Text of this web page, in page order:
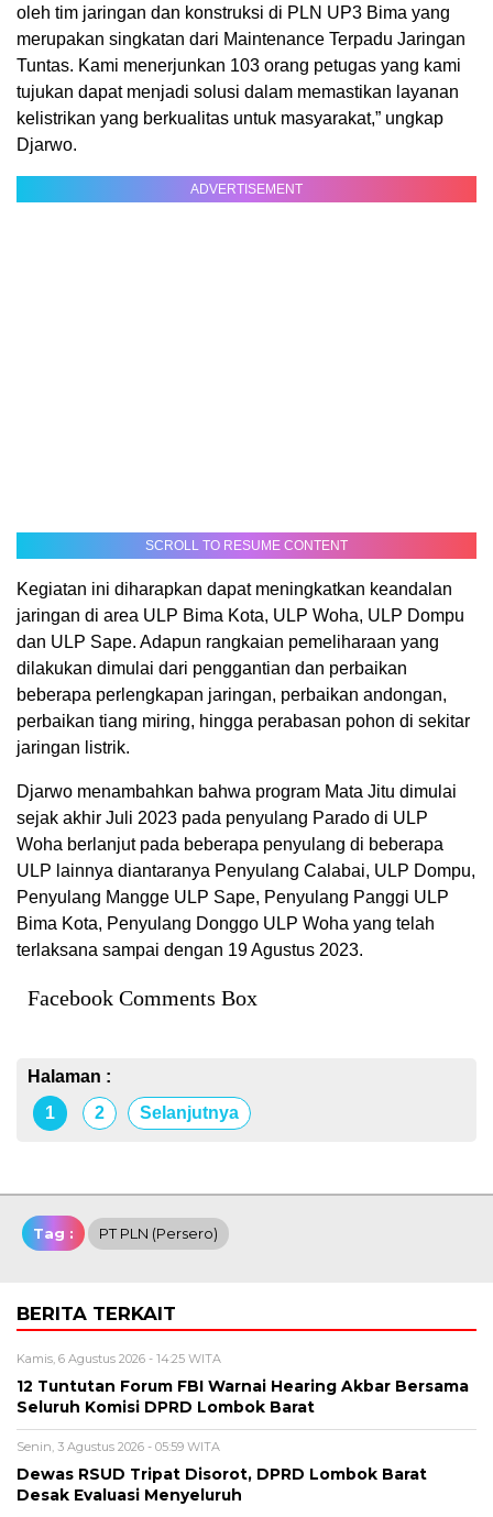
oleh tim jaringan dan konstruksi di PLN UP3 Bima yang
merupakan singkatan dari Maintenance Terpadu Jaringan
Tuntas. Kami menerjunkan 103 orang petugas yang kami
tujukan dapat menjadi solusi dalam memastikan layanan
kelistrikan yang berkualitas untuk masyarakat,” ungkap
Djarwo.
ADVERTISEMENT
SCROLL TO RESUME CONTENT
Kegiatan ini diharapkan dapat meningkatkan keandalan
jaringan di area ULP Bima Kota, ULP Woha, ULP Dompu
dan ULP Sape. Adapun rangkaian pemeliharaan yang
dilakukan dimulai dari penggantian dan perbaikan
beberapa perlengkapan jaringan, perbaikan andongan,
perbaikan tiang miring, hingga perabasan pohon di sekitar
jaringan listrik.
Djarwo menambahkan bahwa program Mata Jitu dimulai
sejak akhir Juli 2023 pada penyulang Parado di ULP
Woha berlanjut pada beberapa penyulang di beberapa
ULP lainnya diantaranya Penyulang Calabai, ULP Dompu,
Penyulang Mangge ULP Sape, Penyulang Panggi ULP
Bima Kota, Penyulang Donggo ULP Woha yang telah
terlaksana sampai dengan 19 Agustus 2023.
Facebook Comments Box
Halaman :
1
2 Selanjutnya
Tag : PT PLN (Persero)
BERITA TERKAIT
Kamis, 6 Agustus 2026 - 14:25 WITA
12 Tuntutan Forum FBI Warnai Hearing Akbar Bersama
Seluruh Komisi DPRD Lombok Barat
Senin, 3 Agustus 2026 - 05:59 WITA
Dewas RSUD Tripat Disorot, DPRD Lombok Barat
Desak Evaluasi Menyeluruh